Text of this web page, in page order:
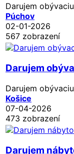
Darujem
Púchov
02-01-2026
567 zobrazení
Darujem
Darujem
Košice
07-04-2026
473 zobrazení
Darujem